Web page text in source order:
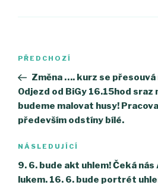
Navigace
příspěvek
Předchozí
příspěvek
PŘEDCHOZÍ
Změna …. kurz se přesouvá
Odjezd od BiGy 16.15hod
budeme malovat husy!
především odstíny bílé.
Následující
příspěvek
NÁSLEDUJÍCÍ
9. 6. bude akt uhlem! Čeká nás
lukem. 16. 6. bude portrét